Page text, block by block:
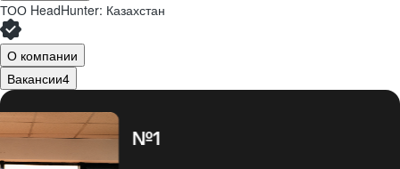
ТОО HeadHunter: Казахстан
О компании
Вакансии4
№1